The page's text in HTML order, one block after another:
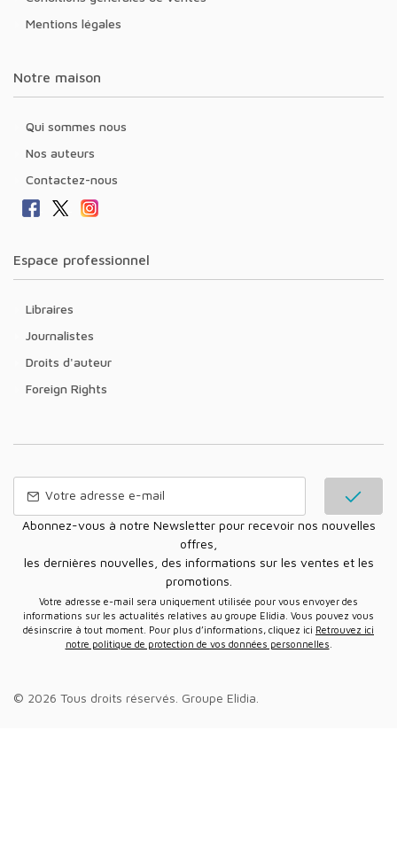
Mentions légales
Notre maison
Qui sommes nous
Nos auteurs
Contactez-nous
Espace professionnel
Libraires
Journalistes
Droits d'auteur
Foreign Rights
Abonnez-vous à notre Newsletter pour recevoir nos nouvelles
offres,
les dernières nouvelles, des informations sur les ventes et les
promotions.
Votre adresse e-mail sera uniquement utilisée pour vous envoyer des
informations sur les actualités relatives au groupe Elidia. Vous pouvez vous
désinscrire à tout moment. Pour plus d’informations, cliquez ici Retrouvez ici
notre politique de protection de vos données personnelles
© 2026 Tous droits réservés. Groupe Elidia